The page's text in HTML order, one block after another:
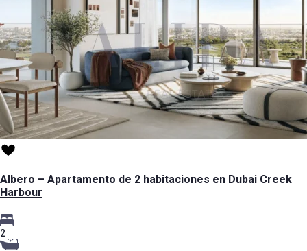
Albero – Apartamento de 2 habitaciones en Dubai Creek
Harbour
2